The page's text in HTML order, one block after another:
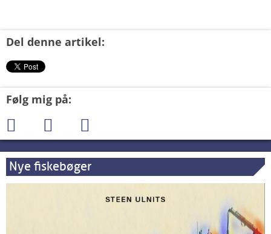
Del denne artikel:
Følg mig på:
Nye fiskebøger